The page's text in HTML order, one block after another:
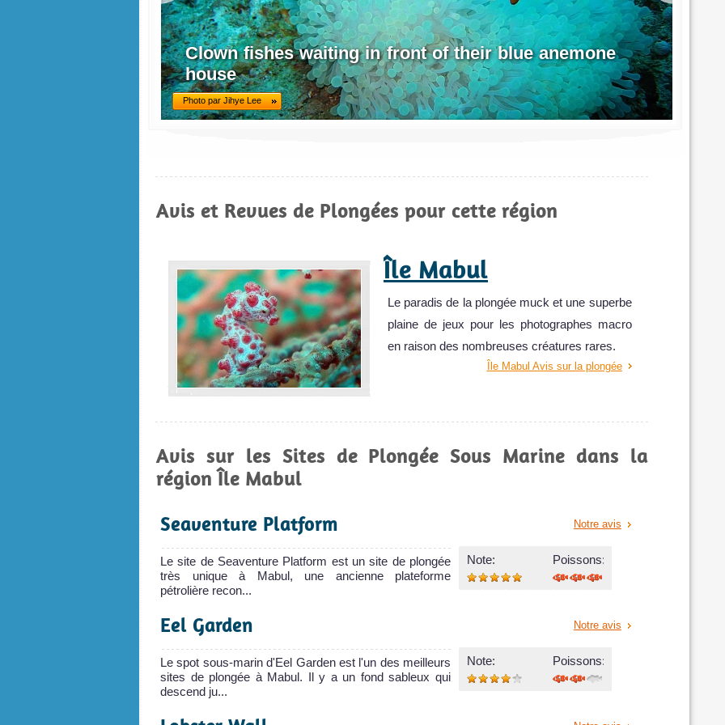
Clown fishes waiting in front of their blue anemone
house
Photo par Jihye Lee
Avis et Revues de Plongées pour cette région
Île Mabul
Le paradis de la plongée muck et une superbe
plaine de jeux pour les photographes macro
en raison des nombreuses créatures rares.
Île Mabul Avis sur la plongée
Avis sur les Sites de Plongée Sous Marine dans la
région Île Mabul
Notre avis
Seaventure Platform
Note: Poissons:
Le site de Seaventure Platform est un site de plongée
très unique à Mabul, une ancienne plateforme
pétrolière recon...
Notre avis
Eel Garden
Note: Poissons:
Le spot sous-marin d'Eel Garden est l'un des meilleurs
sites de plongée à Mabul. Il y a un fond sableux qui
descend ju...